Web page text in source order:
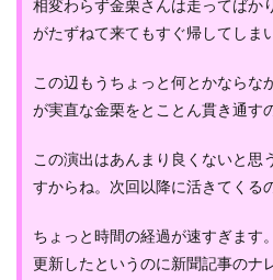
相変わらず金栗さんは走ってばか
がたずねて来てもすぐ帰してしま
この辺もうちょっと何とかならな
が実直な金栗をとことん貫き通す
この演出はあんまり良くないと思
すからね。次回以降に活きてくる
ちょっと時間の経過が速すぎます
更新したというのに新聞記事のナ